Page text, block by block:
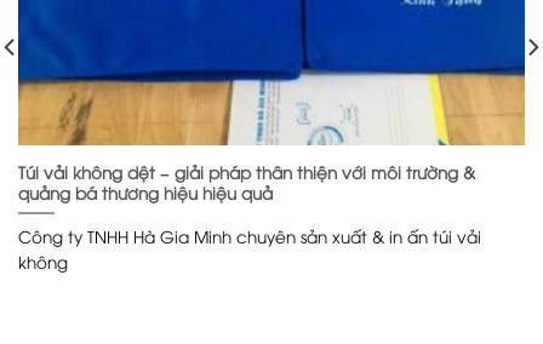
Túi vải không dệt – giải pháp thân thiện với môi trường &
quảng bá thương hiệu hiệu quả
Công ty TNHH Hà Gia Minh chuyên sản xuất & in ấn túi vải
không